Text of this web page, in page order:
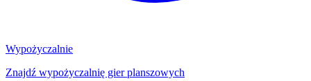
Wypożyczalnie
Znajdź wypożyczalnię gier planszowych